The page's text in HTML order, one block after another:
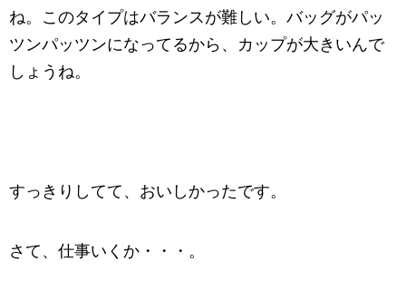
ね。このタイプはバランスが難しい。バッグがパッ
ツンパッツンになってるから、カップが大きいんで
しょうね。
すっきりしてて、おいしかったです。
さて、仕事いくか・・・。